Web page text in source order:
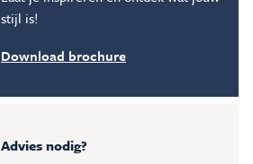
stijl is!
Download brochure
Advies nodig?